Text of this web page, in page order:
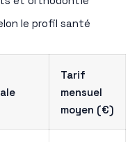
le profil santé
Tarif
mensuel
moyen (€)